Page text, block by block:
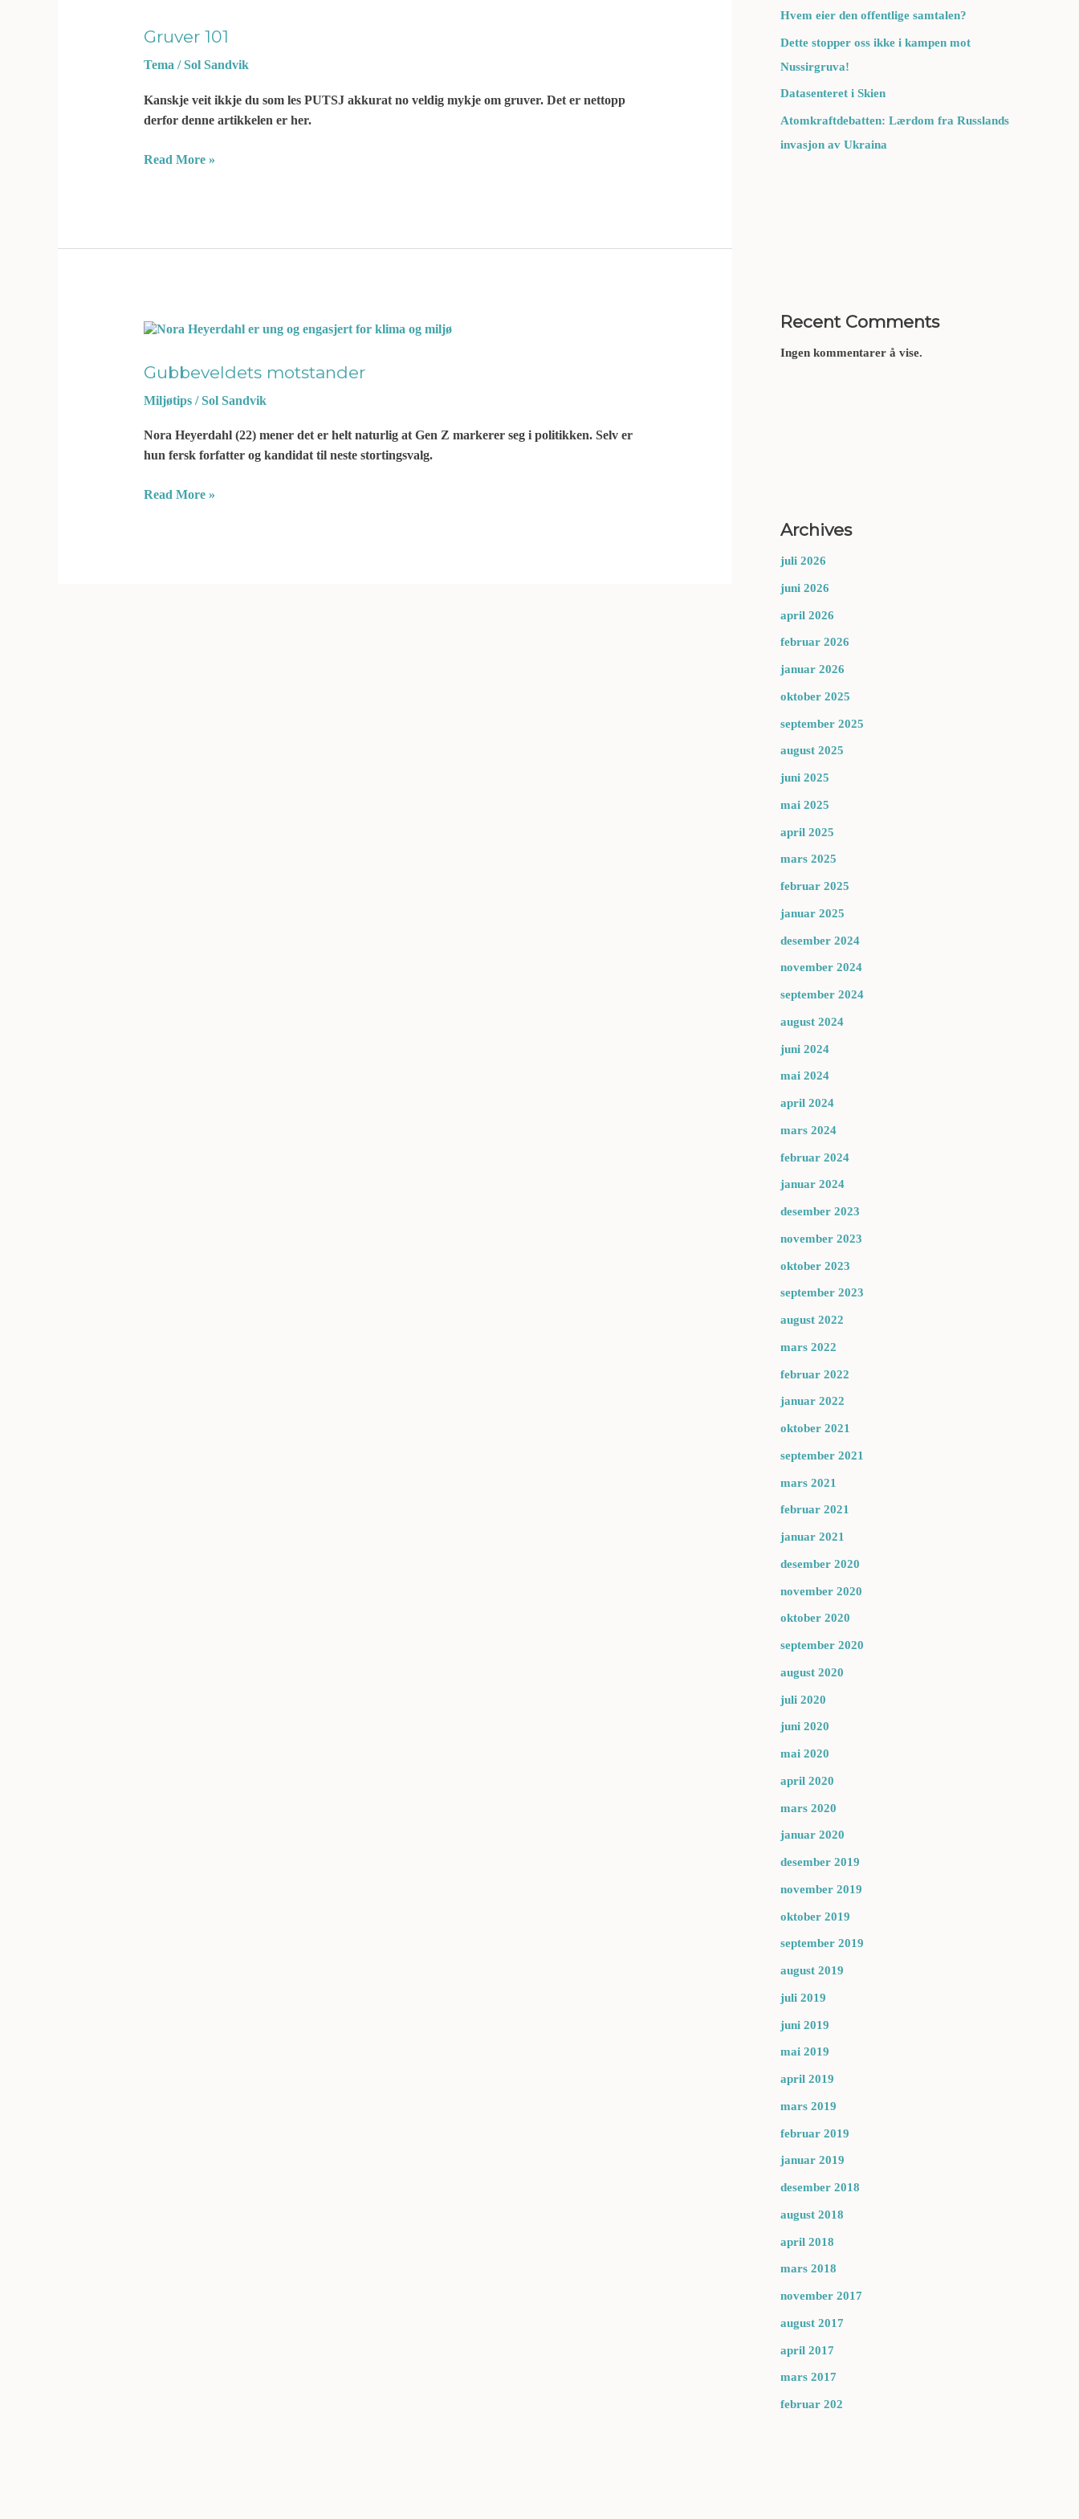
Gruver 101
Tema/Sol Sandvik
Kanskje veit ikkje du som les PUTSJ akkurat no veldig mykje om gruver. Det er nettopp
derfor denne artikkelen er her.
Read More »
Gubbeveldets motstander
Miljøtips/Sol Sandvik
Nora Heyerdahl (22) mener det er helt naturlig at Gen Z markerer seg i politikken. Selv er
hun fersk forfatter og kandidat til neste stortingsvalg.
Gubbeveldets
motstander
Read More »
Hvem eier den offentlige samtalen?
Dette stopper oss ikke i kampen mot
Nussirgruva!
Datasenteret i Skien
Atomkraftdebatten: Lærdom fra Russlands
invasjon av Ukraina
Recent Comments
Ingen kommentarer å vise.
Archives
juli 2026
juni 2026
april 2026
februar 2026
januar 2026
oktober 2025
september 2025
august 2025
juni 2025
mai 2025
april 2025
mars 2025
februar 2025
januar 2025
desember 2024
november 2024
september 2024
august 2024
juni 2024
mai 2024
april 2024
mars 2024
februar 2024
januar 2024
desember 2023
november 2023
oktober 2023
september 2023
august 2022
mars 2022
februar 2022
januar 2022
oktober 2021
september 2021
mars 2021
februar 2021
januar 2021
desember 2020
november 2020
oktober 2020
september 2020
august 2020
juli 2020
juni 2020
mai 2020
april 2020
mars 2020
januar 2020
desember 2019
november 2019
oktober 2019
september 2019
august 2019
juli 2019
juni 2019
mai 2019
april 2019
mars 2019
februar 2019
januar 2019
desember 2018
august 2018
april 2018
mars 2018
november 2017
august 2017
april 2017
mars 2017
februar 202